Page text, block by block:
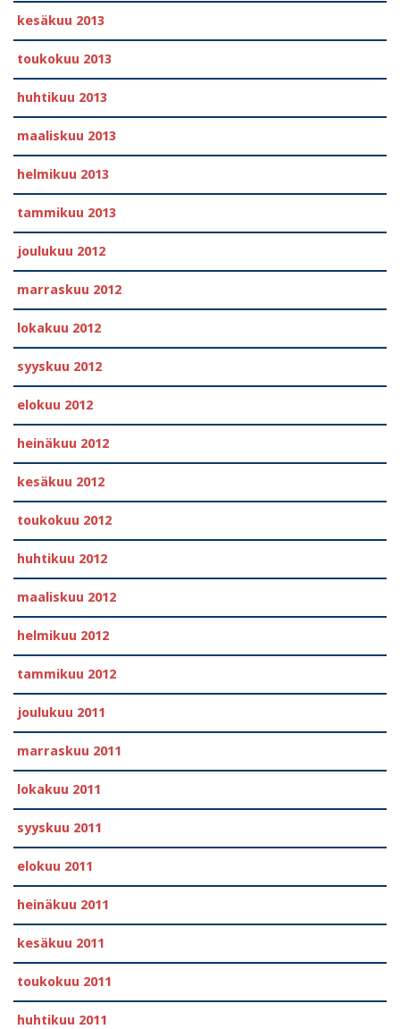
kesäkuu 2013
toukokuu 2013
huhtikuu 2013
maaliskuu 2013
helmikuu 2013
tammikuu 2013
joulukuu 2012
marraskuu 2012
lokakuu 2012
syyskuu 2012
elokuu 2012
heinäkuu 2012
kesäkuu 2012
toukokuu 2012
huhtikuu 2012
maaliskuu 2012
helmikuu 2012
tammikuu 2012
joulukuu 2011
marraskuu 2011
lokakuu 2011
syyskuu 2011
elokuu 2011
heinäkuu 2011
kesäkuu 2011
toukokuu 2011
huhtikuu 2011